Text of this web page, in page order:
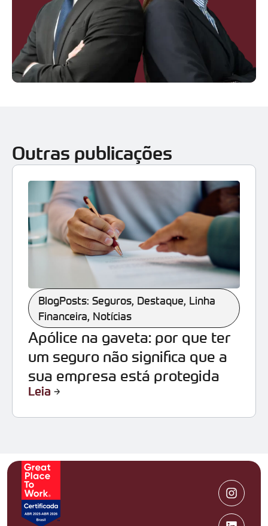
Outras publicações
BlogPosts: Seguros, Destaque, Linha
Financeira, Notícias
Apólice na gaveta: por que ter
um seguro não significa que a
sua empresa está protegida
Leia